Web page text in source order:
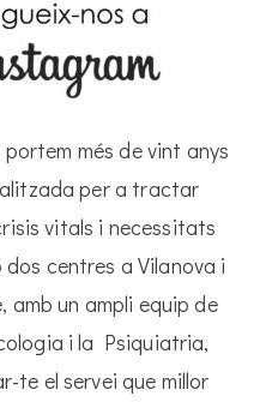
més de vint anys
per a tractar
vitals i necessitats
centres a Vilanova i
amb un ampli equip de
i la Psiquiatria,
te el servei que millor